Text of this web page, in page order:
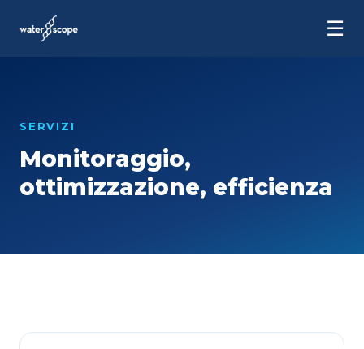
☰
SERVIZI
Monitoraggio,
ottimizzazione, efficienza